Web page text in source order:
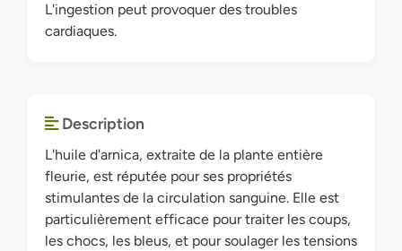
L'ingestion peut provoquer des troubles
cardiaques.
Description
L'huile d'arnica, extraite de la plante entière
fleurie, est réputée pour ses propriétés
stimulantes de la circulation sanguine. Elle est
particulièrement efficace pour traiter les coups,
les chocs, les bleus, et pour soulager les tensions